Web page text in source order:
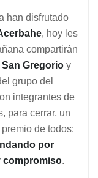
han disfrutado
, hoy les
compartirán
Gregorio y
grupo del
integrantes de
para cerrar, un
de todos:
por
compromiso.